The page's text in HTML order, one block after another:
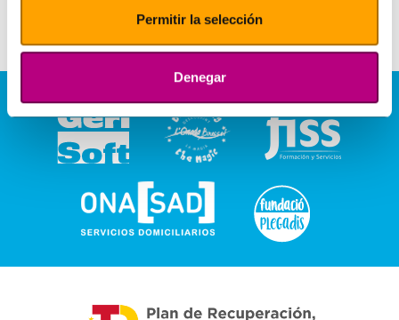
Permitir la selección
Denegar